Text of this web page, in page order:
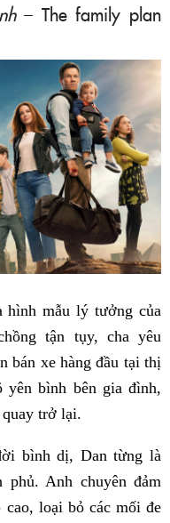
– The family plan
hình mẫu lý tưởng của
tận tụy, cha yêu
bán xe hàng đầu tại thị
yên bình bên gia đình,
trở lại.
bình dị, Dan từng là
phủ. Anh chuyên đảm
cao, loại bỏ các mối đe